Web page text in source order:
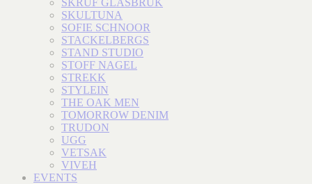
SKRUF GLASBRUK
SKULTUNA
SOFIE SCHNOOR
STACKELBERGS
STAND STUDIO
STOFF NAGEL
STREKK
STYLEIN
THE OAK MEN
TOMORROW DENIM
TRUDON
UGG
VETSAK
VIVEH
EVENTS